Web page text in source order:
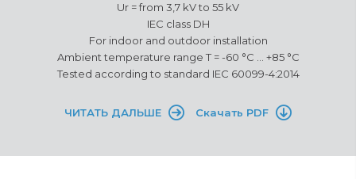
Ur = from 3,7 kV to 55 kV
IEC class DH
For indoor and outdoor installation
Ambient temperature range T = -60 °C ... +85 °C
Tested according to standard IEC 60099-4:2014
ЧИТАТЬ ДАЛЬШЕ Скачать PDF